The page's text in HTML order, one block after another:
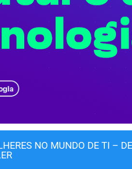
NO MUNDO DE TI –